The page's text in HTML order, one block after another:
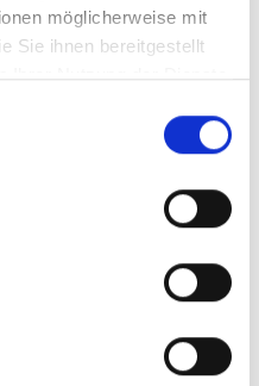
möglicherweise mit
Sie ihnen bereitgestellt
Ihrer Nutzung der Dienste
00051
4037238000515
5 kg
4037238000591
5 Beutel